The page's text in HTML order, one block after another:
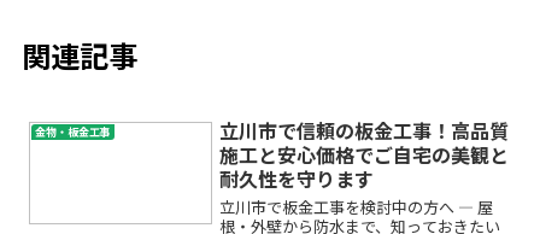
関連記事
金物・板金工事
立川市で信頼の板金工事！高品質
施工と安心価格でご自宅の美観と
耐久性を守ります
立川市で板金工事を検討中の方へ ― 屋
根・外壁から防水まで、知っておきたい